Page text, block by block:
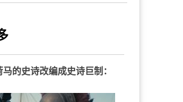
的史诗改编成史诗巨制：